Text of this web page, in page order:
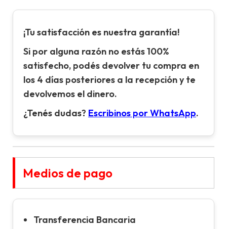
¡Tu satisfacción es nuestra garantía!
Si por alguna razón no estás 100%
satisfecho, podés devolver tu compra en
los 4 días posteriores a la recepción y te
devolvemos el dinero.
¿Tenés dudas? Escribinos por WhatsApp.
Medios de pago
Transferencia Bancaria